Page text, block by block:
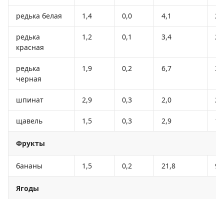
редька белая 1,4 0,0 4,1 21
редька
красная
1,2 0,1 3,4 20
редька
черная
1,9 0,2 6,7 35
шпинат 2,9 0,3 2,0 22
щавель 1,5 0,3 2,9 19
Фрукты
бананы 1,5 0,2 21,8 95
Ягоды